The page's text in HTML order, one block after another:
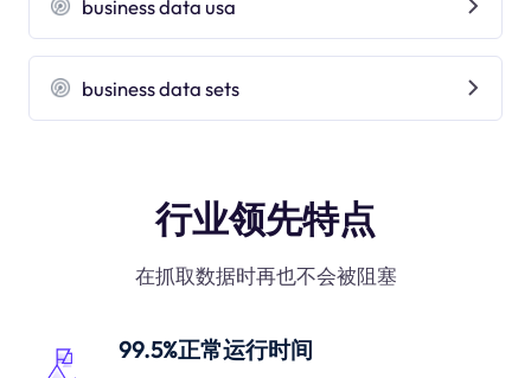
business data usa
business data sets
行业领先特点
在抓取数据时再也不会被阻塞
99.5%正常运行时间